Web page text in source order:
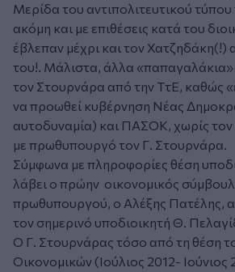
Μερίδα του αντιπολιτευτικού τύπου
ακόμη και με επιθέσεις κατά του
έβλεπαν μέχρι και τον Χατζηδάκη(!)
του!. Μάλιστα, άλλα «παπαγαλάκια»
τον Στουρνάρα από την ΤτΕ, καθώς
να προωθεί κυβέρνηση Νέας
αυτοδυναμία) και ΠΑΣΟΚ, χωρίς
με πρωθυπουργό τον Γ. Στουρνάρα.
Σύμφωνα με πληροφορίες θέση
λάβει ο πρώην οικονομικός
πρωθυπουργού, ο Αλέξης Πατέλης,
τον σημερινό υποδιοικητή Θ.
Ο Γ. Στουρνάρας τόσο από τη θέση
Οικονομικών (Ιούλιος 2012-